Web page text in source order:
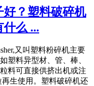
？塑料破碎机
么 ...
又叫塑料粉碎机主要
塑料异型材、管、棒、
料可直接供挤出机或注
生使用。塑料破碎机还